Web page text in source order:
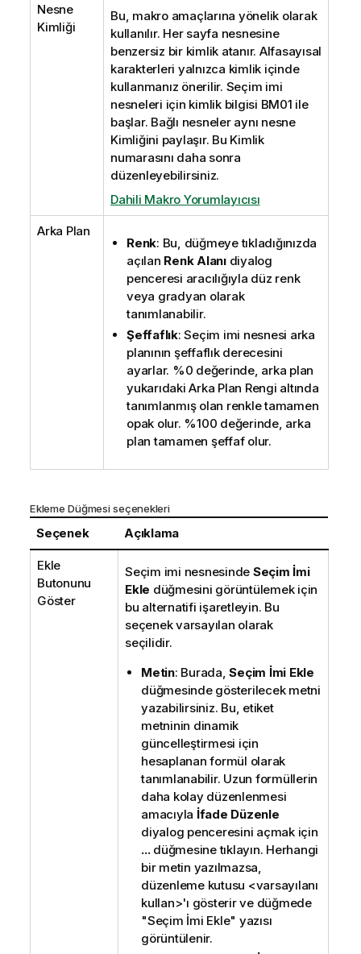
Nesne
Kimliği
Bu, makro amaçlarına yönelik olarak
kullanılır. Her sayfa nesnesine
benzersiz bir kimlik atanır. Alfasayısal
karakterleri yalnızca kimlik içinde
kullanmanız önerilir. Seçim imi
nesneleri için kimlik bilgisi BM01 ile
başlar. Bağlı nesneler aynı nesne
Kimliğini paylaşır. Bu Kimlik
numarasını daha sonra
düzenleyebilirsiniz.
Dahili Makro Yorumlayıcısı
Arka Plan
Renk: Bu, düğmeye tıkladığınızda
açılan Renk Alanıdiyalog
penceresi aracılığıyla düz renk
veya gradyan olarak
tanımlanabilir.
Şeffaflık: Seçim imi nesnesi arka
planının şeffaflık derecesini
ayarlar. %0 değerinde, arka plan
yukarıdaki Arka Plan Rengi altında
tanımlanmış olan renkle tamamen
opak olur. %100 değerinde, arka
plan tamamen şeffaf olur.
Ekleme Düğmesi seçenekleri
Seçenek Açıklama
Ekle
Butonunu
Göster
Seçim imi nesnesinde Seçim İmi
Ekle düğmesini görüntülemek için
bu alternatifi işaretleyin. Bu
seçenek varsayılan olarak
seçilidir.
Metin: Burada,Seçim İmi Ekle
düğmesinde gösterilecek metni
yazabilirsiniz. Bu, etiket
metninin dinamik
güncelleştirmesi için
hesaplanan formül olarak
tanımlanabilir. Uzun formüllerin
daha kolay düzenlenmesi
amacıyla İfade Düzenle
diyalog penceresini açmak için
...düğmesine tıklayın. Herhangi
bir metin yazılmazsa,
düzenleme kutusu <varsayılanı
kullan>'ı gösterir ve düğmede
"Seçim İmi Ekle" yazısı
görüntülenir.